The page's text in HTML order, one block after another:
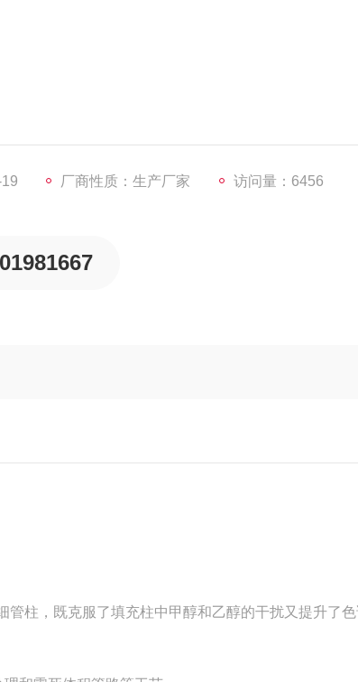
厂商性质：生产厂家 访问量：6456
管柱，既克服了填充柱中甲醇和乙醇的干扰又提升了